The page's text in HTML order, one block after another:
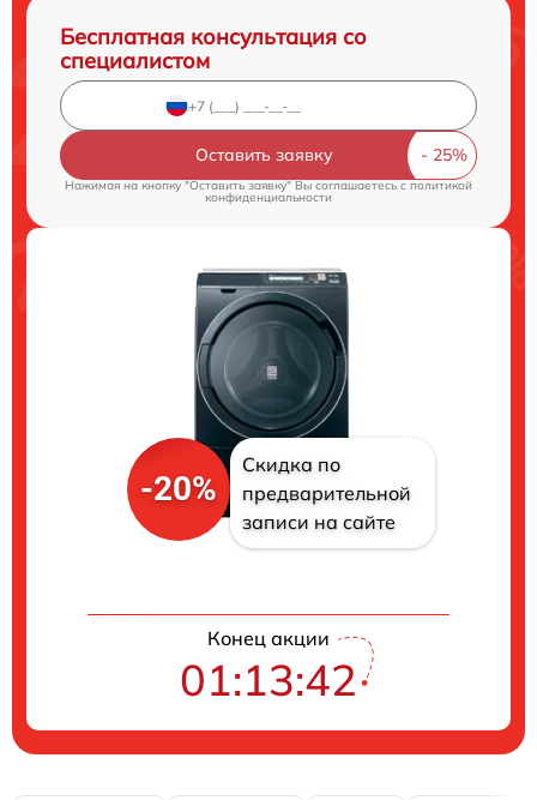
Бесплатная консультация со
специалистом
Оставить заявку
Нажимая на кнопку "Оставить заявку" Вы соглашаетесь cполитикой
конфиденциальности
-20%
Скидка по
предварительной
записи на сайте
Конец акции
01:13:41